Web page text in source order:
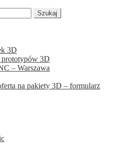
Szukaj
3D
3D
– Warszawa
na pakiety 3D – formularz